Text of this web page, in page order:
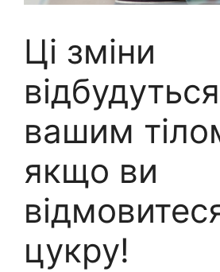
Ці зміни
вашим
якщо ви
цукру!